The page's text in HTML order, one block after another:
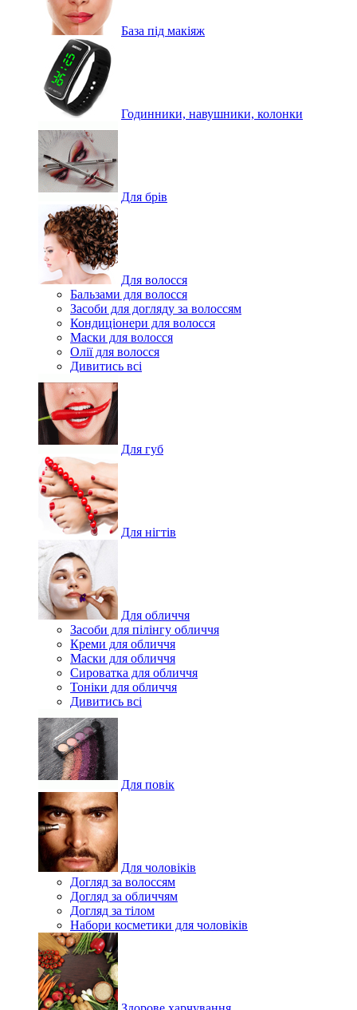
База під макіяж
Годинники, навушники, колонки
Для брів
Для волосся
Бальзами для волосся
Засоби для догляду за волоссям
Кондиціонери для волосся
Маски для волосся
Олії для волосся
Дивитись всі
Для губ
Для нігтів
Для обличчя
Засоби для пілінгу обличчя
Креми для обличчя
Маски для обличчя
Сироватка для обличчя
Тоніки для обличчя
Дивитись всі
Для повік
Для чоловіків
Догляд за волоссям
Догляд за обличчям
Догляд за тілом
Набори косметики для чоловіків